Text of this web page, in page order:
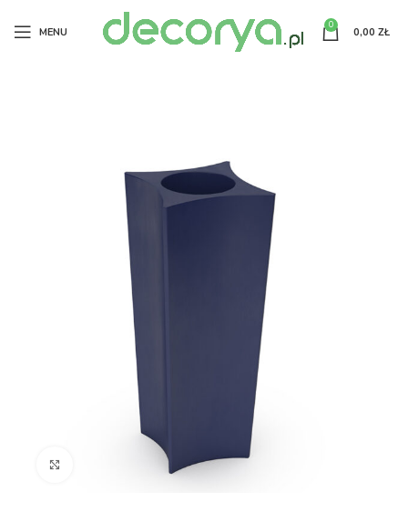
MENU
0
0,00 ZŁ
Kliknij aby powiększyć